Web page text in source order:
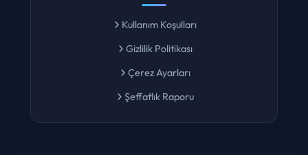
Kullanım Koşulları
Gizlilik Politikası
Çerez Ayarları
Şeffaflık Raporu